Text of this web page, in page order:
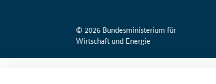
© 2026 Bundesministerium für
Wirtschaft und Energie